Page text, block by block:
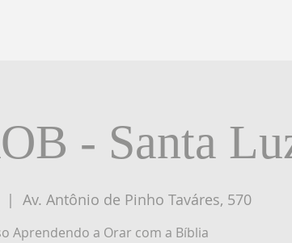
- Santa
|
Av. Antônio de Pinho Taváres, 570
Aprendendo a Orar com a Bíblia